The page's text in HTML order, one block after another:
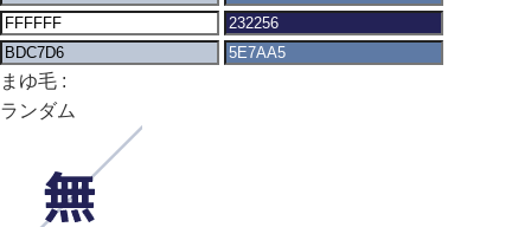
まゆ毛 :
ランダム